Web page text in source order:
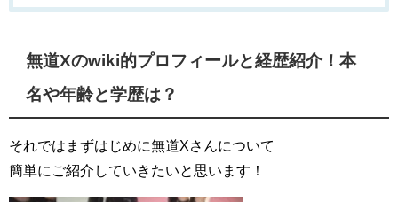
無道Xのwiki的プロフィールと経歴紹介！本
名や年齢と学歴は？
それではまずはじめに無道Xさんについて
簡単にご紹介していきたいと思います！